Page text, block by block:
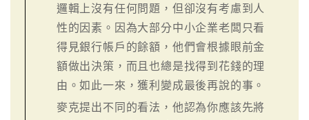
邏輯上沒有任何問題，但卻沒有考慮到人
性的因素。因為大部分中小企業老闆只看
得見銀行帳戶的餘額，他們會根據眼前金
額做出決策，而且也總是找得到花錢的理
由。如此一來，獲利變成最後再說的事。
麥克提出不同的看法，他認為你應該先將